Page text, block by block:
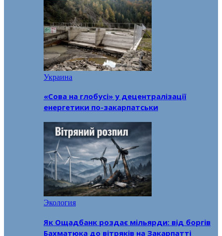
Украина
«Сова на глобусі» у децентралізації
енергетики по-закарпатськи
Экология
Як Ощадбанк роздає мільярди: від боргів
Бахматюка до вітряків на Закарпатті